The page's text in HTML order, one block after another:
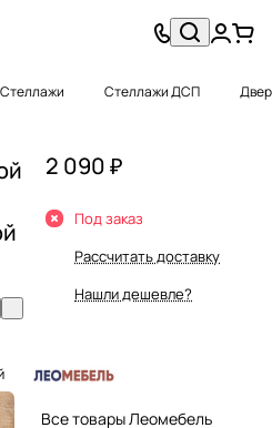
Стеллажи Стеллажи ДСП
2 090 ₽
Под заказ
Рассчитать доставку
Нашли дешевле?
Все товары Леомебель